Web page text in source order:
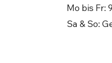
Mo bis Fr:
Sa & So: